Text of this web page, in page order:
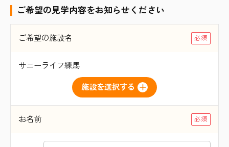
ご希望の見学内容をお知らせください
ご希望の施設名
サニーライフ練馬
施設を選択する
お名前